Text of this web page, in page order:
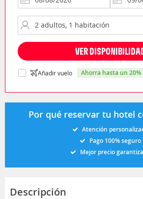
VER
Añadir vuelo ahorra hasta un 20%
Por qué reservar tu hotel
Atención
Pago 100% seguro
Mejor precio
Descripción